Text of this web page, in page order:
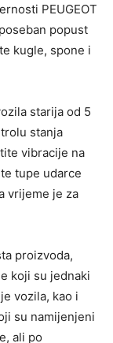
PEUGEOT
popust
kugle, spone i
starija od 5
stanja
vibracije na
tupe udarce
vrijeme je za
proizvoda,
koji su jednaki
vozila, kao i
su namijenjeni
ali po